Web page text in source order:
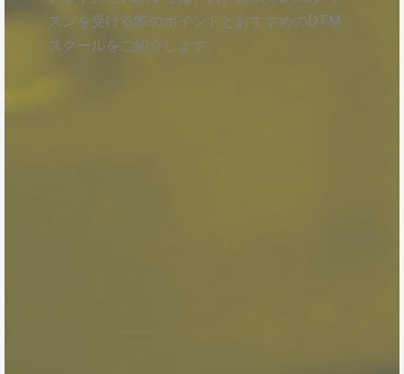
スンを受ける際のポイントとおすすめのDTM
スクールをご紹介します。